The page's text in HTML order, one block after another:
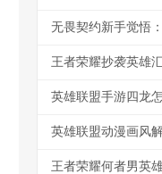
无畏契约新手觉悟
王者荣耀抄袭英雄
英雄联盟手游四龙
英雄联盟动漫画风
王者荣耀何者男英